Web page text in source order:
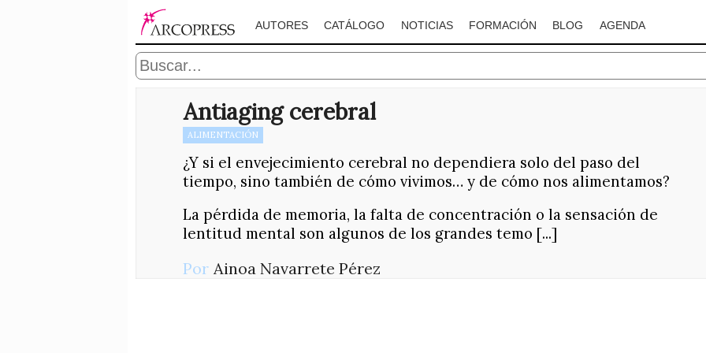
AUTORES CATÁLOGO NOTICIAS FORMACIÓN BLOG AGENDA
Antiaging cerebral
ALIMENTACIÓN
¿Y si el envejecimiento cerebral no dependiera solo del paso del
tiempo, sino también de cómo vivimos… y de cómo nos alimentamos?
La pérdida de memoria, la falta de concentración o la sensación de
lentitud mental son algunos de los grandes temo [...]
Por Ainoa Navarrete Pérez